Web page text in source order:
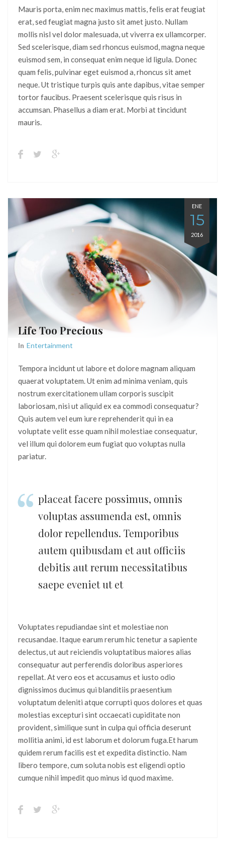
Mauris porta, enim nec maximus mattis, felis erat feugiat
erat, sed feugiat magna justo sit amet justo. Nullam
mollis nisl vel dolor malesuada, ut viverra ex ullamcorper.
Sed scelerisque, diam sed rhoncus euismod, magna neque
euismod sem, in consequat enim neque id ligula. Donec
quam felis, pulvinar eget euismod a, rhoncus sit amet
neque. Ut tristique turpis quis ante dapibus, vitae semper
tortor faucibus. Praesent scelerisque quis risus in
accumsan. Phasellus a diam erat. Morbi at tincidunt
mauris.
ENE
15
2016
Life Too Precious
In Entertainment
Tempora incidunt ut labore et dolore magnam aliquam
quaerat voluptatem. Ut enim ad minima veniam, quis
nostrum exercitationem ullam corporis suscipit
laboriosam, nisi ut aliquid ex ea commodi consequatur?
Quis autem vel eum iure reprehenderit qui in ea
voluptate velit esse quam nihil molestiae consequatur,
vel illum qui dolorem eum fugiat quo voluptas nulla
pariatur.
placeat facere possimus, omnis
voluptas assumenda est, omnis
dolor repellendus. Temporibus
autem quibusdam et aut officiis
debitis aut rerum necessitatibus
saepe eveniet ut et
Voluptates repudiandae sint et molestiae non
recusandae. Itaque earum rerum hic tenetur a sapiente
delectus, ut aut reiciendis voluptatibus maiores alias
consequatur aut perferendis doloribus asperiores
repellat. At vero eos et accusamus et iusto odio
dignissimos ducimus qui blanditiis praesentium
voluptatum deleniti atque corrupti quos dolores et quas
molestias excepturi sint occaecati cupiditate non
provident, similique sunt in culpa qui officia deserunt
mollitia animi, id est laborum et dolorum fuga.Et harum
quidem rerum facilis est et expedita distinctio. Nam
libero tempore, cum soluta nobis est eligendi optio
cumque nihil impedit quo minus id quod maxime.